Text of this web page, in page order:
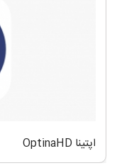
اپتینا OptinaHD